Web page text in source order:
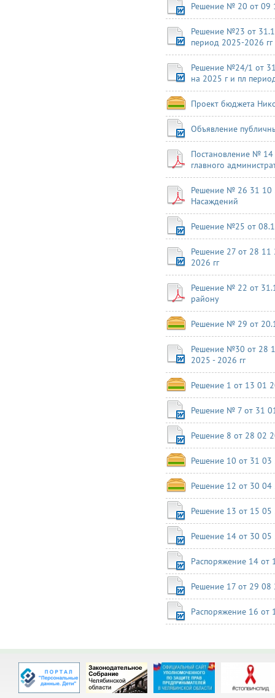
Решение № 20 от 09
Решение №23 от
период 2025-2026 гг
Решение №24/1 от
на 2025 г и пл
Проект бюджета
Объявление
Постановление №
главного
Решение № 26 31 10
Насаждений
Решение №25 от
Решение 27 от 28
2026 гг
Решение № 22 от
району
Решение № 29 от
Решение №30 от 28
2025 - 2026 гг
Решение 1 от 13 01
Решение № 7 от 31
Решение 8 от 28 02
Решение 10 от 31
Решение 12 от 30
Решение 13 от 15
Решение 14 от 30
Распоряжение 14
Решение 17 от 29
Распоряжение 16 от